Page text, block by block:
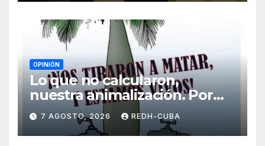
OPINIÓN
Lo que no calcularon,
nuestra animalización. Por
Laidi Fernández de Juan
7 AGOSTO, 2026 REDH-CUBA